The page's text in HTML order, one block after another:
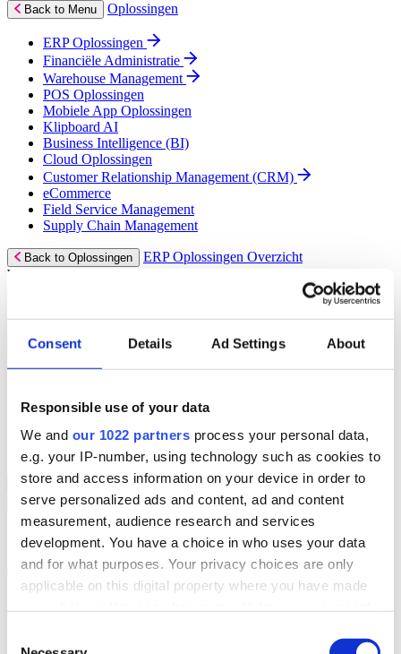
Consent Details Ad Settings About
Responsible use of your data
We and our 1022 partners process your personal data,
e.g. your IP-number, using technology such as cookies to
store and access information on your device in order to
serve personalized ads and content, ad and content
measurement, audience research and services
development. You have a choice in who uses your data
and for what purposes. Your privacy choices are only
applicable on this digital property where you have made
the Privacy trigger icon.
Back to Menu Oplossingen
ERP Oplossingen
Financiële Administratie
Warehouse Management
POS Oplossingen
Mobiele App Oplossingen
Klipboard AI
Business Intelligence (BI)
Cloud Oplossingen
Customer Relationship Management (CRM)
eCommerce
Field Service Management
Supply Chain Management
Back to Oplossingen
ERP Oplossingen Overzicht
Wij bieden een reeks ERP-oplossingen, ontwikkeld over 45 jaar
Lees meer
Branchespecifieke ERP Oplossingen
Groothandel
Verhuur
Automotive
Back to ERP Oplossingen
ERP Oplossingen Overzicht for
Groothandel
Lever slimmere service en verbeter marges met ERP-software die je
helpt bij voorraadbeheer, verkoop en service.
Lees meer:
ERP Producten voor de Groothandel